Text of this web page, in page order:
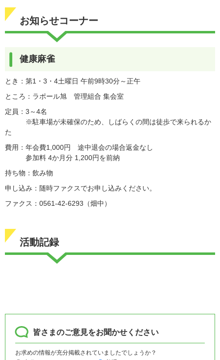
お知らせコーナー
健康麻雀
とき：第1・3・4土曜日 午前9時30分～正午
ところ：ラポール旭 管理組合 集会室
定員：3～4名
※駐車場が未確保のため、しばらくの間は徒歩で来られるか
た
費用：年会費1,000円 途中退会の場合返金なし
参加料 4か月分 1,200円を前納
持ち物：飲み物
申し込み：随時ファクスでお申し込みください。
ファクス：0561-42-6293（畑中）
活動記録
皆さまのご意見をお聞かせください
お求めの情報が充分掲載されていましたでしょうか？